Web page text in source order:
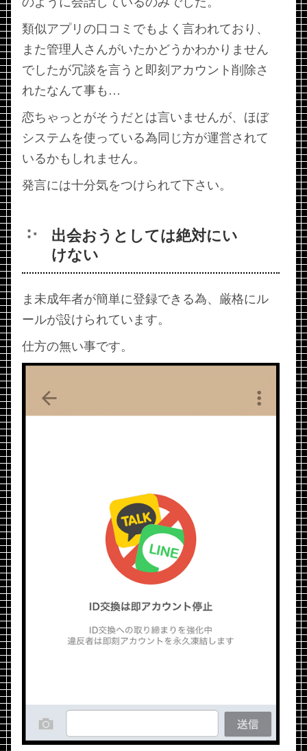
類似アプリの口コミでもよく言われており、
また管理人さんがいたかどうかわかりません
でしたが冗談を言うと即刻アカウント削除さ
れたなんて事も…
恋ちゃっとがそうだとは言いませんが、ほぼ
システムを使っている為同じ方が運営されて
いるかもしれません。
発言には十分気をつけられて下さい。
出会おうとしては絶対にい
けない
ま未成年者が簡単に登録できる為、厳格にル
ールが設けられています。
仕方の無い事です。